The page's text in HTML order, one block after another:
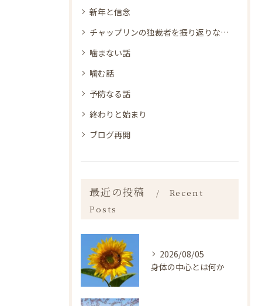
新年と信念
チャップリンの独裁者を振り返りながら
噛まない話
噛む話
予防なる話
終わりと始まり
ブログ再開
最近の投稿
Recent
Posts
2026/08/05
身体の中心とは何か